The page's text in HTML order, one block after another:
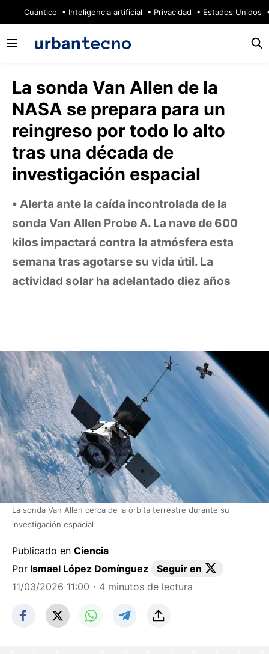
Cuántico Inteligencia artificial Privacidad Estados Unidos
La sonda Van Allen de la
NASA se prepara para un
reingreso por todo lo alto
tras una década de
investigación espacial
Alerta ante la caída incontrolada de la
sonda Van Allen Probe A. La nave de 600
kilos impactará contra la atmósfera esta
semana tras agotarse su vida útil. La
actividad solar ha adelantado diez años
La sonda Van Allen cerca de la órbita terrestre durante su
investigación espacial
Publicado en Ciencia
Por Ismael López Domínguez
Seguir en
11/03/2026 11:00 ・4 minutos de lectura